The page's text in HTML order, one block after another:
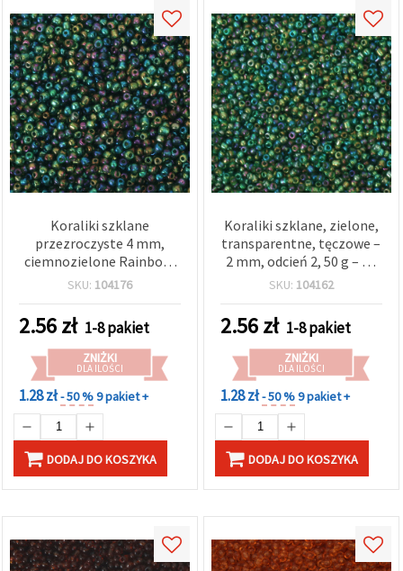
Koraliki szklane
przezroczyste 4 mm,
ciemnozielone Rainbow,
50 g
SKU: 104176
2.56zł 1-8 pakiet
ZNIŻKI
DLA ILOŚCI
1.28 zł- 50 %9 pakiet +
DODAJ DO KOSZYKA
Koraliki szklane, zielone,
transparentne, tęczowe –
2 mm, odcień 2, 50 g – do
biżuterii DIY, beadingu i
SKU: 104162
2.56zł 1-8 pakiet
ZNIŻKI
DLA ILOŚCI
1.28 zł- 50 %9 pakiet +
DODAJ DO KOSZYKA